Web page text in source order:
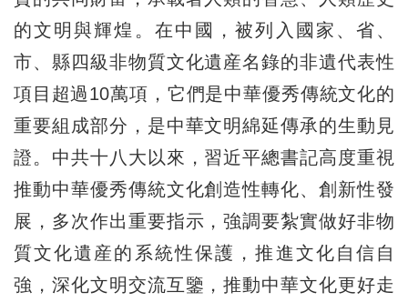
的文明與輝煌。在中國，被列入國家、省、
市、縣四級非物質文化遺産名錄的非遺代表性
項目超過10萬項，它們是中華優秀傳統文化的
重要組成部分，是中華文明綿延傳承的生動見
證。中共十八大以來，習近平總書記高度重視
推動中華優秀傳統文化創造性轉化、創新性發
展，多次作出重要指示，強調要紮實做好非物
質文化遺産的系統性保護，推進文化自信自
強，深化文明交流互鑒，推動中華文化更好走